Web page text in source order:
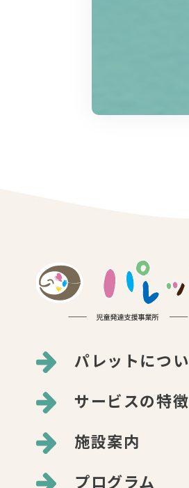
パレットにつ
サービスの特徴
施設案内
プログラム